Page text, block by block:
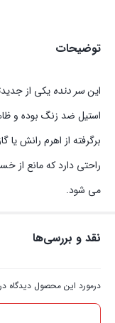
توضیحات
اینسر دنده یکی از
استیل ضد زنگ بوده و
برگرفته از اهرم رانش یا
راحتی دارد که مانع از
می شود.
نقد و بررسی‌ها
درمورد این محصول دیدگاه